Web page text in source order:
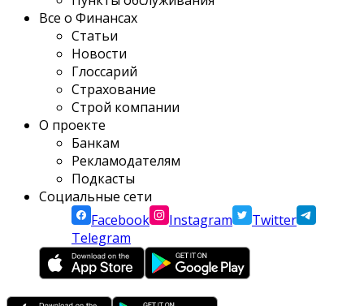
Все о Финансах
Статьи
Новости
Глоссарий
Страхование
Строй компании
О проекте
Банкам
Рекламодателям
Подкасты
Социальные сети
Facebook
Instagram
Twitter
Telegram